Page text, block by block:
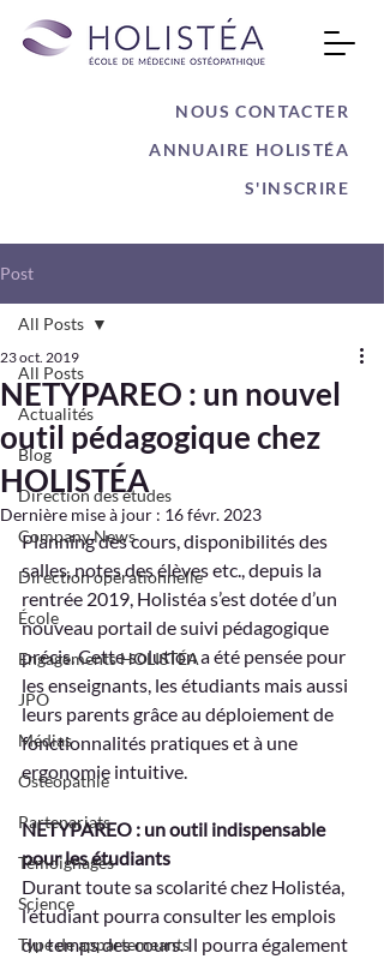
NOUS CONTACTER
ANNUAIRE HOLISTÉA
S'INSCRIRE
Post
All Posts
Actualités
Blog
Direction des études
Company News
Direction opérationnelle
École
Engagements HOLISTÉA
JPO
Médias
Ostéopathie
Partenariats
Témoignages
Science
Type de appartemeants
All Posts
NETYPAREO : un nouvel
outil pédagogique chez
HOLISTÉA
23 oct. 2019
Dernière mise à jour : 16 févr. 2023
Planning des cours, disponibilités des
salles, notes des élèves etc., depuis la
rentrée 2019, Holistéa s’est dotée d’un
nouveau portail de suivi pédagogique
précis. Cette solution a été pensée pour
les enseignants, les étudiants mais aussi
leurs parents grâce au déploiement de
fonctionnalités pratiques et à une
ergonomie intuitive.
NETYPAREO : un outil indispensable
pour les étudiants
Durant toute sa scolarité chez Holistéa,
l’étudiant pourra consulter les emplois
du temps des cours. Il pourra également